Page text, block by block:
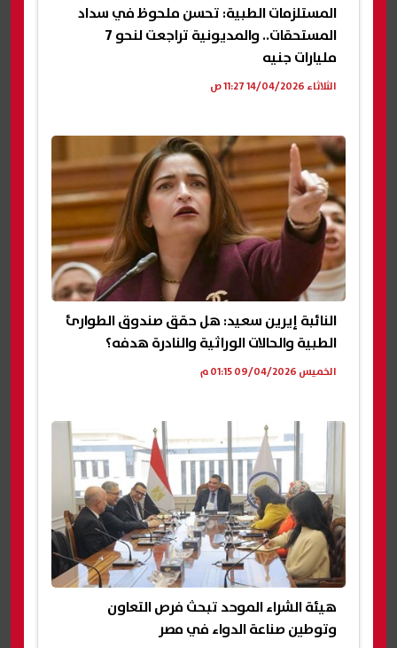
المستلزمات الطبية: تحسن ملحوظ في سداد
المستحقات.. والمديونية تراجعت لنحو 7
مليارات جنيه
الثلاثاء 14/04/2026 11:27 ص
النائبة إيرين سعيد: هل حقق صندوق الطوارئ
الطبية والحالات الوراثية والنادرة هدفه؟
الخميس 09/04/2026 01:15 م
هيئة الشراء الموحد تبحث فرص التعاون
وتوطين صناعة الدواء في مصر